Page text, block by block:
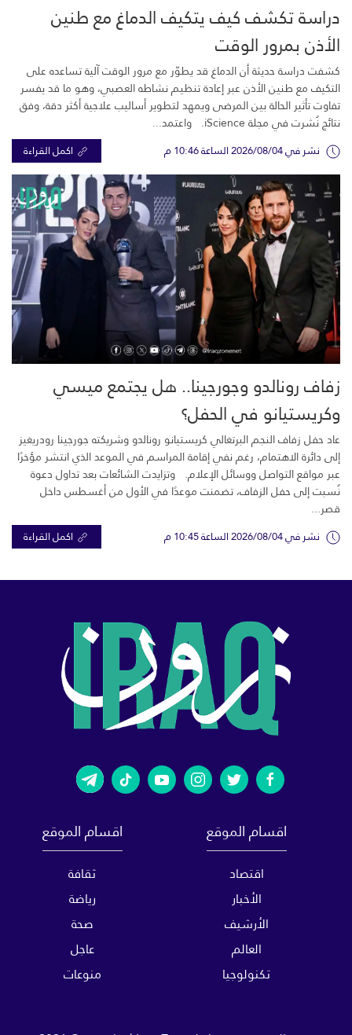
دراسة تكشف كيف يتكيف الدماغ مع طنين
الأذن بمرور الوقت
كشفت دراسة حديثة أن الدماغ قد يطوّر مع مرور الوقت آلية تساعده على
التكيف مع طنين الأذن عبر إعادة تنظيم نشاطه العصبي، وهو ما قد يفسر
تفاوت تأثير الحالة بين المرضى ويمهد لتطوير أساليب علاجية أكثر دقة، وفق
نتائج نُشرت في مجلة iScience. واعتمد...
نشر في 2026/08/04 الساعة 10:46 م اكمل القراءة
زفاف رونالدو وجورجينا.. هل يجتمع ميسي
وكريستيانو في الحفل؟
عاد حفل زفاف النجم البرتغالي كريستيانو رونالدو وشريكته جورجينا رودريغيز
إلى دائرة الاهتمام، رغم نفي إقامة المراسم في الموعد الذي انتشر مؤخرًا
عبر مواقع التواصل ووسائل الإعلام. وتزايدت الشائعات بعد تداول دعوة
نُسبت إلى حفل الزفاف، تضمنت موعدًا في الأول من أغسطس داخل
قصر...
نشر في 2026/08/04 الساعة 10:45 م اكمل القراءة
اقسام الموقع
اقتصاد
الأخبار
الأرشيف
العالم
تكنولوجيا
اقسام الموقع
ثقافة
رياضة
صحة
عاجل
منوعات